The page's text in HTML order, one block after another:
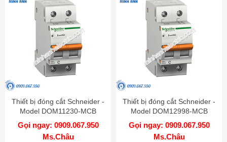
Thiết bị đóng cắt Schneider -
Model DOM11230-MCB
Gọi ngay: 0909.067.950
Ms.Châu
Thiết bị đóng cắt Schneider -
Model DOM12998-MCB
Gọi ngay: 0909.067.950
Ms.Châu